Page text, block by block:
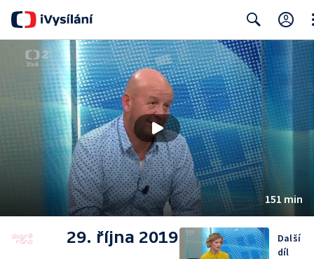
Search
151 min
29. října 2019
Další
díl